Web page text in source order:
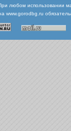
любом использовании
www.gorodbg.ru